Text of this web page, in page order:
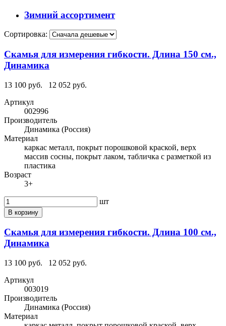
Зимний ассортимент
Сортировка:
Скамья для измерения гибкости. Длина 150 см.,
Динамика
13 100 руб.
12 052 руб.
Артикул
002996
Производитель
Динамика (Россия)
Материал
каркас металл, покрыт порошковой краской, верх
массив сосны, покрыт лаком, табличка с разметкой из
пластика
Возраст
3+
шт
В корзину
Скамья для измерения гибкости. Длина 100 см.,
Динамика
13 100 руб.
12 052 руб.
Артикул
003019
Производитель
Динамика (Россия)
Материал